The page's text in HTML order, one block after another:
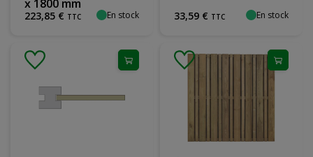
x 1800 mm
223,85 € TTC En stock 33,59 € TTC En stock